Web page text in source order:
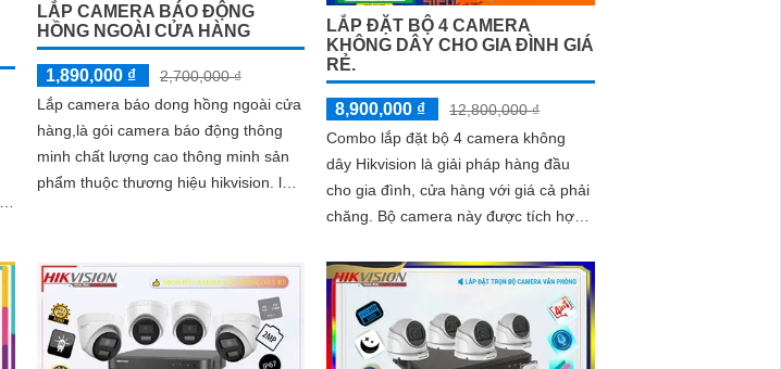
LẮP CAMERA BÁO ĐỘNG
HỒNG NGOÀI CỬA HÀNG
1,890,000 ₫
2,700,000 ₫
Lắp camera báo dong hồng ngoài cửa
hàng,là gói camera báo động thông
minh chất lượng cao thông minh sản
phẩm thuộc thương hiệu hikvision. là
LẮP ĐẶT BỘ 4 CAMERA
KHÔNG DÂY CHO GIA ĐÌNH GIÁ
RẺ.
8,900,000 ₫
12,800,000 ₫
Combo lắp đặt bộ 4 camera không
dây Hikvision là giải pháp hàng đầu
cho gia đình, cửa hàng với giá cả phải
chăng. Bộ camera này được tích hợp
âm thanh và phát ra cảnh báo nhanh
chóng